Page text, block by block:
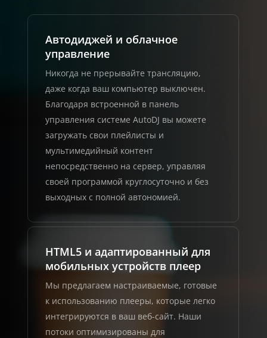
Автодиджей и облачное
управление
Никогда не прерывайте трансляцию,
даже когда ваш компьютер выключен.
Благодаря встроенной в панель
управления системе AutoDJ вы можете
загружать свои плейлисты и
мультимедийный контент
непосредственно на сервер, управляя
своей программой круглосуточно и без
выходных с полной автономией.
HTML5 и адаптированный для
мобильных устройств плеер
Мы предлагаем настраиваемые, готовые
к использованию плееры, которые легко
интегрируются в ваш веб-сайт. Наши
потоки оптимизированы для